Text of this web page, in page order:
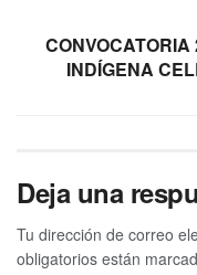
INDÍGENA
Deja una
Tu dirección de correo
obligatorios están